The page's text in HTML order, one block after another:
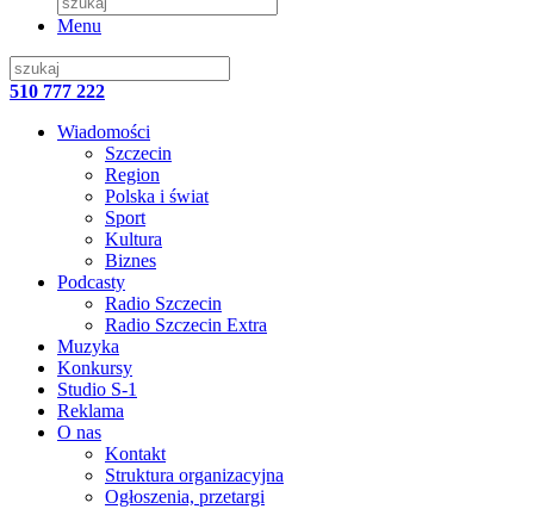
Menu
510 777 222
Wiadomości
Szczecin
Region
Polska i świat
Sport
Kultura
Biznes
Podcasty
Radio Szczecin
Radio Szczecin Extra
Muzyka
Konkursy
Studio S-1
Reklama
O nas
Kontakt
Struktura organizacyjna
Ogłoszenia, przetargi